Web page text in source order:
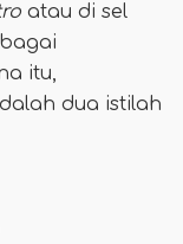
atau di sel
itu,
dua istilah